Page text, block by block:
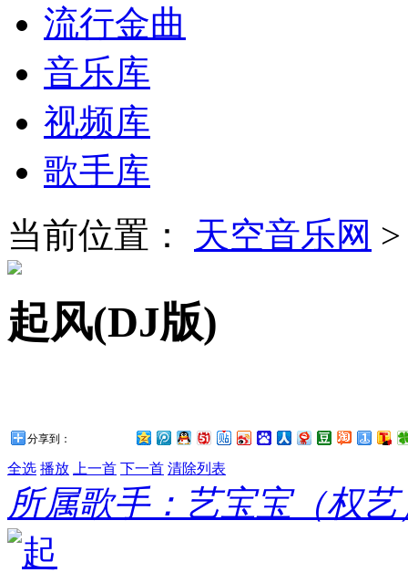
流行金曲
音乐库
视频库
歌手库
当前位置：
天空音乐网
起风(DJ版)
分享到：
全选 播放 上一首 下一首 清除列表
所属歌手：艺宝宝（权艺